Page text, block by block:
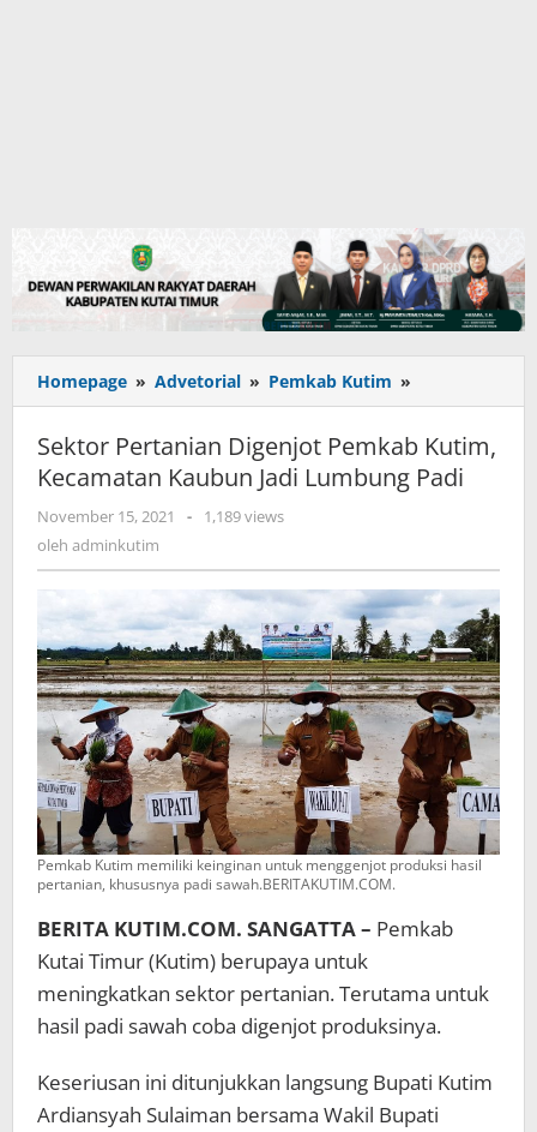
Homepage » Advetorial » Pemkab Kutim »
Pertanian
Pemkab
Kutim,
Padi
Sektor Pertanian Digenjot Pemkab Kutim,
Kecamatan Kaubun Jadi Lumbung Padi
November 15, 2021
oleh
-
1,189 views
oleh adminkutim
Pemkab Kutim memiliki keinginan untuk menggenjot produksi hasil
pertanian, khususnya padi sawah.BERITAKUTIM.COM.
BERITA KUTIM.COM. SANGATTA – Pemkab
Kutai Timur (Kutim) berupaya untuk
meningkatkan sektor pertanian. Terutama untuk
hasil padi sawah coba digenjot produksinya.
Keseriusan ini ditunjukkan langsung Bupati Kutim
Ardiansyah Sulaiman bersama Wakil Bupati